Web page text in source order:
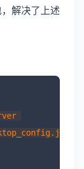
解决了上述